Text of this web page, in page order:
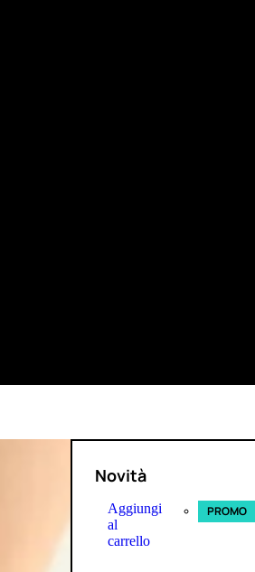
Novità
Aggiungi
al
carrello
PROMO